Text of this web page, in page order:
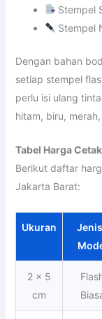
Stempel
Stempel
Dengan bahan
setiap stempel
perlu isi ulang
hitam, biru,
Tabel Harga
Berikut daftar
Jakarta Barat:
Ukuran
2 x 5
cm